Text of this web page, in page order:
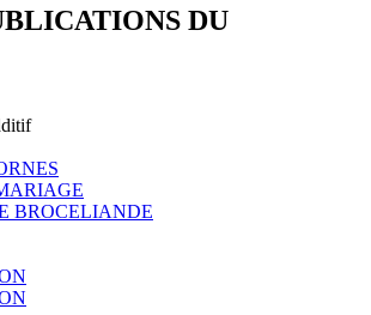
DU
BROCELIANDE